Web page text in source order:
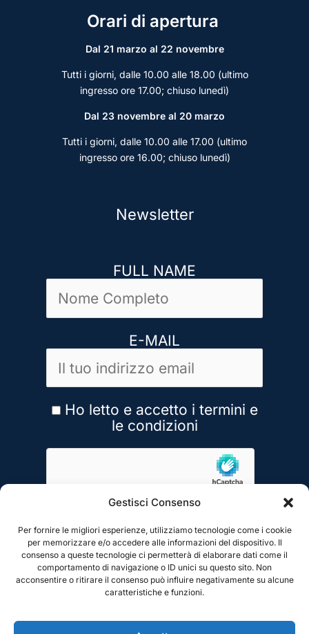
Gestisci Consenso
Per fornire le migliori esperienze, utilizziamo tecnologie come i cookie
per memorizzare e/o accedere alle informazioni del dispositivo. Il
consenso a queste tecnologie ci permetterà di elaborare dati come il
comportamento di navigazione o ID unici su questo sito. Non
acconsentire o ritirare il consenso può influire negativamente su alcune
caratteristiche e funzioni.
Orari di apertura
Dal 21 marzo al 22 novembre
Tutti i giorni, dalle 10.00 alle 18.00 (ultimo
ingresso ore 17.00; chiuso lunedì)
Dal 23 novembre al 20 marzo
Tutti i giorni, dalle 10.00 alle 17.00 (ultimo
ingresso ore 16.00; chiuso lunedì)
Newsletter
FULL NAME
E-MAIL
Ho letto e accetto i termini e
le condizioni